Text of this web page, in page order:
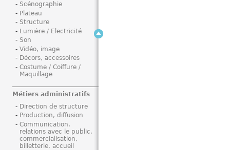
Scénographie
Plateau
Structure
Lumière / Electricité
Son
Vidéo, image
Décors, accessoires
Costume / Coiffure /
Maquillage
Métiers administratifs
Direction de structure
Production, diffusion
Communication,
relations avec le public,
commercialisation,
billetterie, accueil